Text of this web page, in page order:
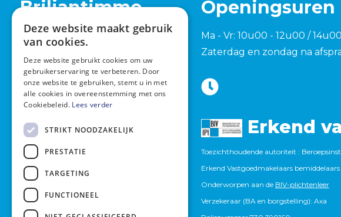
Briljantimmo
Tervuursesteenweg 762
+32 15 420 277
info@briljantimmo.be
Openingsuren
Ma - Vr: 10u00 - 12u00 /
Zaterdag en zondag na
Erkend
Toezichthoudende autoriteit :
Erkend Vastgoedmakelaars bemiddelaars
Onderworpen aan de BIV-plichtenleer
Verzekeraar (BA en borgstelling): Axa
Deze website maakt gebruik
van cookies.
Deze website gebruikt cookies om uw
gebruikerservaring te verbeteren. Door
onze website te gebruiken, stemt u in met
alle cookies in overeenstemming met ons
Cookiebeleid. Lees verder
STRIKT NOODZAKELIJK
PRESTATIE
TARGETING
FUNCTIONEEL